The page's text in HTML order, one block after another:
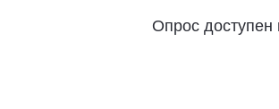
Опрос доступен